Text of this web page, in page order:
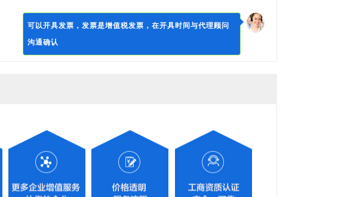
可以开具发票，发票是增值税发票，在开具时间与代理顾问
沟通确认